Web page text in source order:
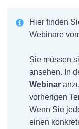
Hier finden
Webinare
Sie müssen
ansehen. In
Webinar
vorherigen
Wenn Sie
einen